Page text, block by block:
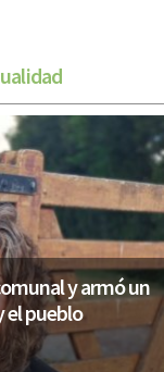
y armó un
el pueblo